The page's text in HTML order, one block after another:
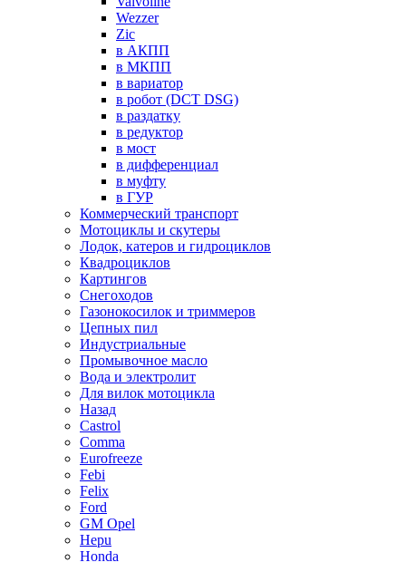
Wezzer
Zic
в АКПП
в МКПП
в вариатор
в робот (DCT DSG)
в раздатку
в редуктор
в мост
в дифференциал
в муфту
в ГУР
Коммерческий транспорт
Мотоциклы и скутеры
Лодок, катеров и гидроциклов
Квадроциклов
Картингов
Снегоходов
Газонокосилок и триммеров
Цепных пил
Индустриальные
Промывочное масло
Вода и электролит
Для вилок мотоцикла
Назад
Castrol
Comma
Eurofreeze
Febi
Felix
Ford
GM Opel
Hepu
Honda